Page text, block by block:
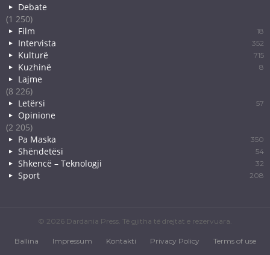
Debate
(1 250)
Film
18
Intervista 352
Kulturë 715
Kuzhinë 8
Lajme
(8 226)
Letërsi
57
Opinione
(2 205)
Pa Maska
350
Shëndetësi 54
Shkencë – Teknologji 32
Sport 208
© 2026 Dardania Press. Të gjitha të drejtat e rezervuara.
Ballina Impressum Kontakti Privacy Policy Terms of use